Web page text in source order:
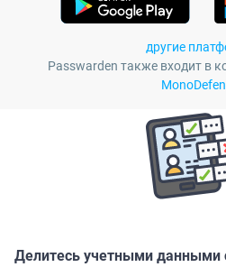
другие
Passwarden также входит в
Делитесь учетными данными